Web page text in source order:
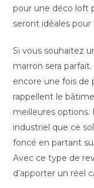
pour une déco loft
seront idéales pour
Si vous souhaitez
marron sera
encore une fois de
rappellent le
meilleures options.
industriel que ce
foncé en partant
Avec ce type de
d’apporter un réel